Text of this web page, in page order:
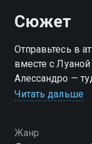
Сюжет
Отправьтесь в
вместе с
Алессандро —
детства,
местных
Читать дальше
Жанр